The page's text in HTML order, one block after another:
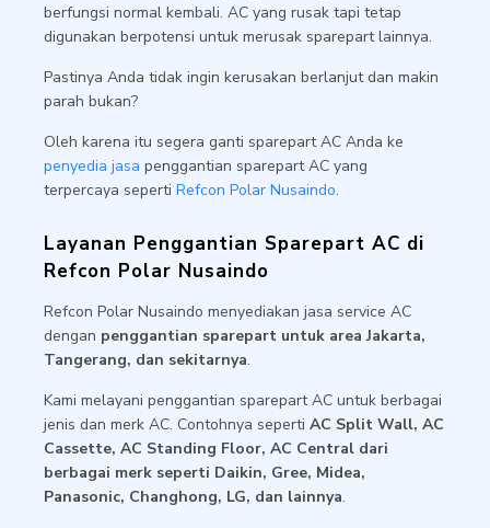
berfungsi normal kembali. AC yang rusak tapi tetap
digunakan berpotensi untuk merusak sparepart lainnya.
Pastinya Anda tidak ingin kerusakan berlanjut dan makin
parah bukan?
Oleh karena itu segera ganti sparepart AC Anda ke
penyedia jasa penggantian sparepart AC yang
terpercaya seperti Refcon Polar Nusaindo.
Layanan Penggantian Sparepart AC di
Refcon Polar Nusaindo
Refcon Polar Nusaindo menyediakan jasa service AC
dengan penggantian sparepart untuk area Jakarta,
Tangerang, dan sekitarnya.
Kami melayani penggantian sparepart AC untuk berbagai
jenis dan merk AC. Contohnya seperti AC Split Wall, AC
Cassette, AC Standing Floor, AC Central dari
berbagai merk seperti Daikin, Gree, Midea,
Panasonic, Changhong, LG, dan lainnya.